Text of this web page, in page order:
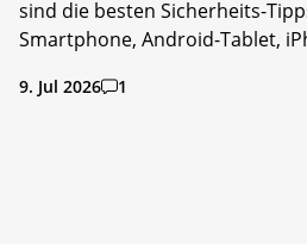
sind die besten Sicherheits-
Smartphone, Android-Tablet,
9. Jul 2026 1